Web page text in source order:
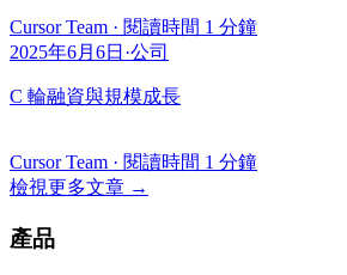
Cursor Team · 閱讀時間 1 分鐘
2025年6月6日 ·公司
C 輪融資與規模成長
Cursor Team · 閱讀時間 1 分鐘
檢視更多文章 →
產品